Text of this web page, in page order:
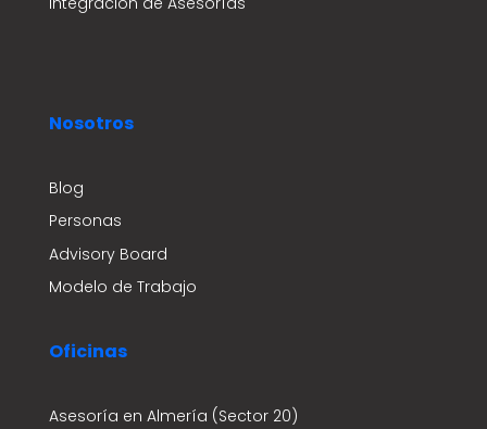
Nosotros
Blog
Personas
Advisory Board
Modelo de Trabajo
Oficinas
Asesoría en Almería (Sector 20)